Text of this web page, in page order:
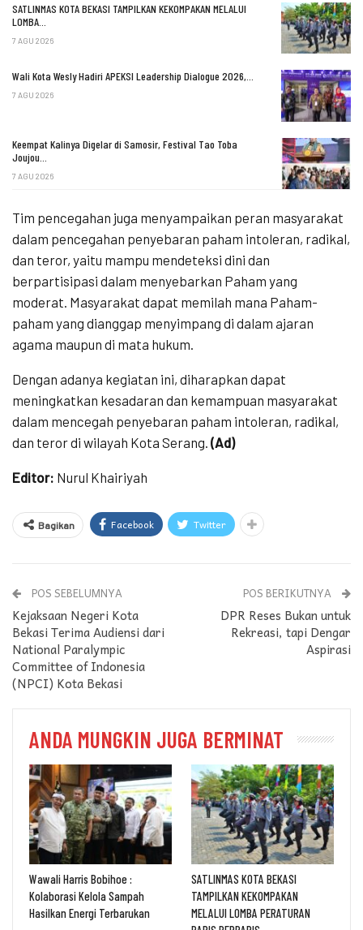
SATLINMAS KOTA BEKASI TAMPILKAN KEKOMPAKAN MELALUI
LOMBA…
7 AGU 2026
Wali Kota Wesly Hadiri APEKSI Leadership Dialogue 2026,…
7 AGU 2026
Keempat Kalinya Digelar di Samosir, Festival Tao Toba
Joujou…
7 AGU 2026
Tim pencegahan juga menyampaikan peran masyarakat
dalam pencegahan penyebaran paham intoleran, radikal,
dan teror, yaitu mampu mendeteksi dini dan
berpartisipasi dalam menyebarkan Paham yang
moderat. Masyarakat dapat memilah mana Paham-
paham yang dianggap menyimpang di dalam ajaran
agama maupun di mata hukum.
Dengan adanya kegiatan ini, diharapkan dapat
meningkatkan kesadaran dan kemampuan masyarakat
dalam mencegah penyebaran paham intoleran, radikal,
dan teror di wilayah Kota Serang. (Ad)
Editor: Nurul Khairiyah
Bagikan Facebook Twitter
POS SEBELUMNYA
Kejaksaan Negeri Kota
Bekasi Terima Audiensi dari
National Paralympic
Committee of Indonesia
(NPCI) Kota Bekasi
POS BERIKUTNYA
DPR Reses Bukan untuk
Rekreasi, tapi Dengar
Aspirasi
ANDA MUNGKIN JUGA BERMINAT
Wawali Harris Bobihoe :
Kolaborasi Kelola Sampah
Hasilkan Energi Terbarukan
SATLINMAS KOTA BEKASI
TAMPILKAN KEKOMPAKAN
MELALUI LOMBA PERATURAN